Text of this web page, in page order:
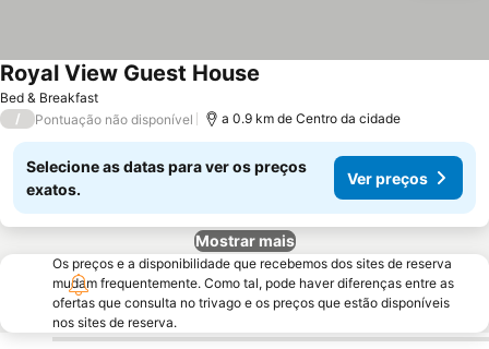
Bed & Breakfast
Royal View Guest House
/ Pontuação não disponível a 0.9 km de Centro da cidade
Selecione as datas para ver os preços
exatos.
Ver preços
Mostrar mais
Os preços e a disponibilidade que recebemos dos sites de reserva
mudam frequentemente. Como tal, pode haver diferenças entre as
ofertas que consulta no trivago e os preços que estão disponíveis
nos sites de reserva.